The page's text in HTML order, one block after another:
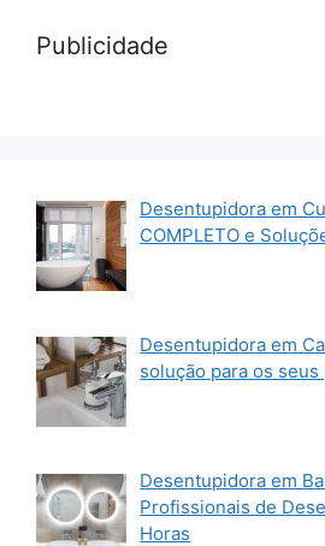
Publicidade
Desentupidora em
COMPLETO e
Desentupidora em
solução para os
Desentupidora em
Profissionais de
Horas